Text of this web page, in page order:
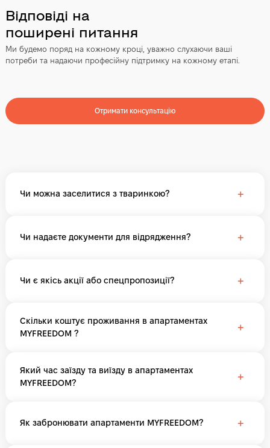
Відповіді на
поширені питання
Ми будемо поряд на кожному кроці, уважно слухаючи ваші
потреби та надаючи професійну підтримку на кожному етапі.
Отримати консультацію
Чи можна заселитися з тваринкою? +
Чи надаєте документи для відрядження? +
Чи є якісь акції або спецпропозиції? +
Скільки коштує проживання в апартаментах
MYFREEDOM ?
+
Який час заїзду та виїзду в апартаментах
MYFREEDOM?
+
Як забронювати апартаменти MYFREEDOM? +